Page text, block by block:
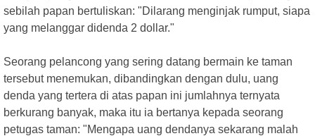
sebilah papan bertuliskan: "Dilarang menginjak rumput, siapa
yang melanggar didenda 2 dollar."
Seorang pelancong yang sering datang bermain ke taman
tersebut menemukan, dibandingkan dengan dulu, uang
denda yang tertera di atas papan ini jumlahnya ternyata
berkurang banyak, maka itu ia bertanya kepada seorang
petugas taman: "Mengapa uang dendanya sekarang malah